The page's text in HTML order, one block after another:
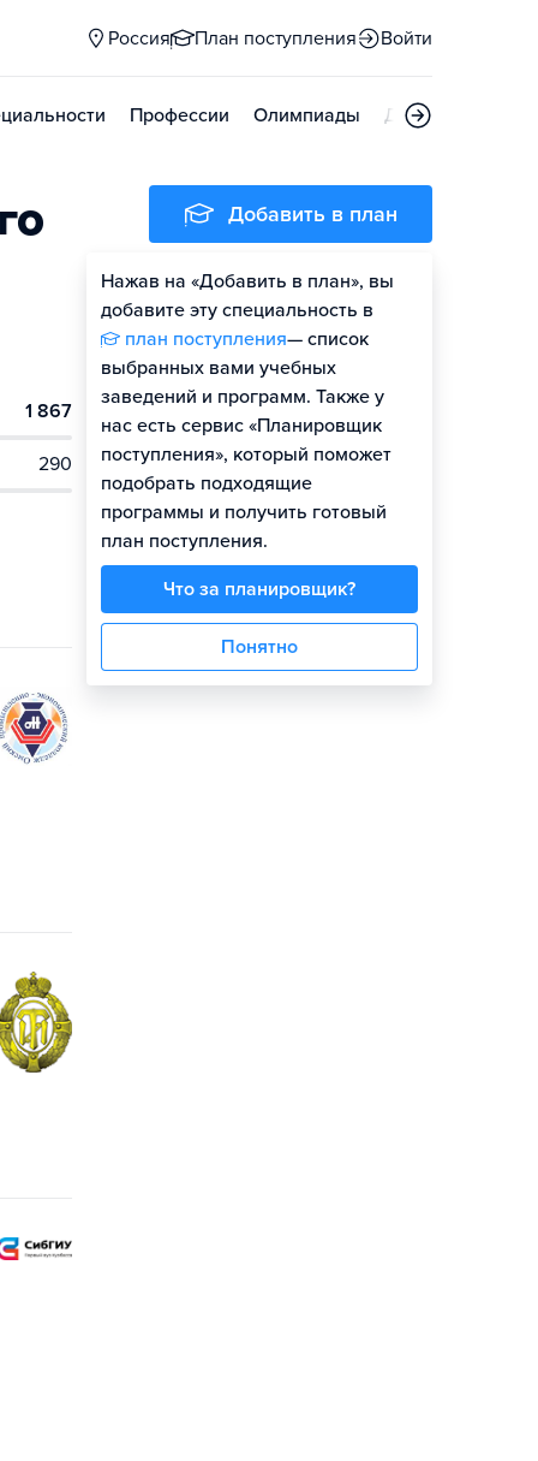
Россия План поступления Войти
Профессии Олимпиады Дни открытых
1 867
290
Добавить в план
Нажав на «Добавить в план», вы
добавите эту специальность в
план поступления— список
выбранных вами учебных
заведений и программ. Также у
нас есть сервис «Планировщик
поступления», который поможет
подобрать подходящие
программы и получить готовый
план поступления.
Что за планировщик?
Понятно